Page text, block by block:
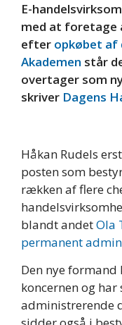
E-
med at foretage
efter opkøbet af
Akademen står
overtager som
skriver Dagens
Håkan Rudels
posten som
rækken af flere
blandt andetOla
permanent
Den nye
koncernen og
administrerende